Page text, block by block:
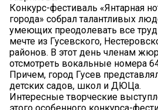
Конкурс-фестиваль «Янтарная
города» собрал талантливых
умеющих преодолевать все
мечте из Гусевского,
районов. В этот день членам
отсмотреть вокальные номера
Причем, город Гусев
детских садов, школ и ДЮЦа.
Интересные творческие